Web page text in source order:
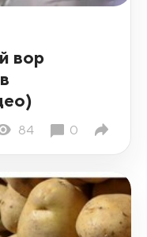
вор
84 0